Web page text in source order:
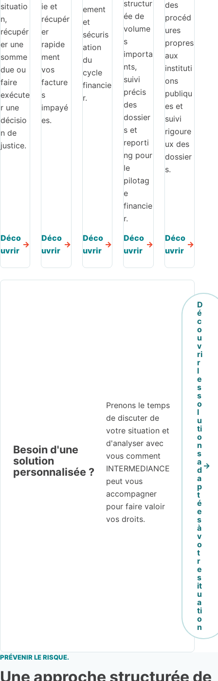
situatio
n,
récupér
er une
somme
due ou
faire
exécute
r une
décisio
n de
justice.
Déco
uvrir
ie et
récupér
er
rapide
ment
vos
facture
s
impayé
es.
Déco
uvrir
ement
et
sécuris
ation
du
cycle
financie
r.
Déco
uvrir
structur
ée de
volume
s
importa
nts,
suivi
précis
des
dossier
s et
reporti
ng pour
le
pilotag
e
financie
r.
Déco
uvrir
des
procéd
ures
propres
aux
instituti
ons
publiqu
es et
suivi
rigoure
ux des
dossier
s.
Déco
uvrir
Besoin d'une
solution
personnalisée ?
Prenons le temps
de discuter de
votre situation et
d'analyser avec
vous comment
INTERMEDIANCE
peut vous
accompagner
pour faire valoir
vos droits.
D
é
c
o
u
v
ri
r
l
e
s
s
o
l
u
ti
o
n
s
a
d
a
p
t
é
e
s
à
v
o
t
r
e
s
it
u
a
ti
o
n
PRÉVENIR LE RISQUE.
Une approche structurée de